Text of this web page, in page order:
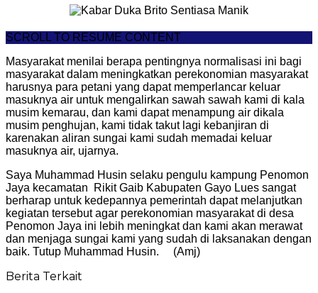
SCROLL TO RESUME CONTENT
Masyarakat menilai berapa pentingnya normalisasi ini bagi
masyarakat dalam meningkatkan perekonomian masyarakat
harusnya para petani yang dapat memperlancar keluar
masuknya air untuk mengalirkan sawah sawah kami di kala
musim kemarau, dan kami dapat menampung air dikala
musim penghujan, kami tidak takut lagi kebanjiran di
karenakan aliran sungai kami sudah memadai keluar
masuknya air, ujarnya.
Saya Muhammad Husin selaku pengulu kampung Penomon
Jaya kecamatan Rikit Gaib Kabupaten Gayo Lues sangat
berharap untuk kedepannya pemerintah dapat melanjutkan
kegiatan tersebut agar perekonomian masyarakat di desa
Penomon Jaya ini lebih meningkat dan kami akan merawat
dan menjaga sungai kami yang sudah di laksanakan dengan
baik. Tutup Muhammad Husin. (Amj)
Berita Terkait